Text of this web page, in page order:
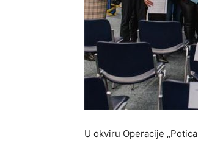
U okviru Operacije